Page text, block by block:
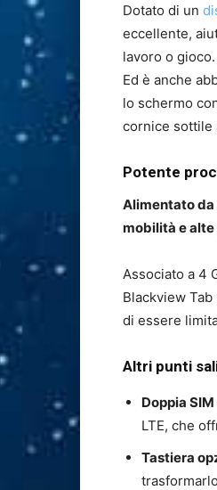
Dotato di un
eccellente,
lavoro o gioco.
Ed è anche
lo schermo
cornice sottile
Potente
Alimentato da
mobilità e
Associato a 4
Blackview
di essere
Altri punti
Doppia SIM
LTE, che
Tastiera